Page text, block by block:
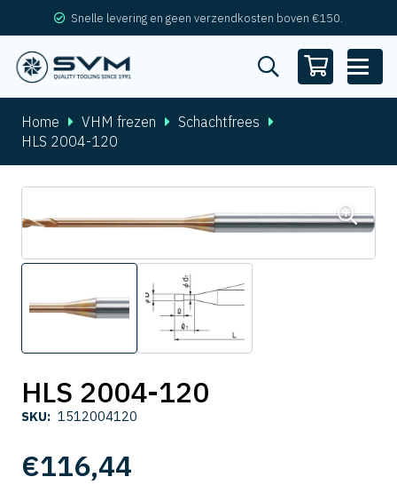
Snelle levering en geen verzendkosten boven €150.
Home VHM frezen
Schachtfrees
HLS 2004-120
HLS 2004-120
SKU: 1512004120
€116,44